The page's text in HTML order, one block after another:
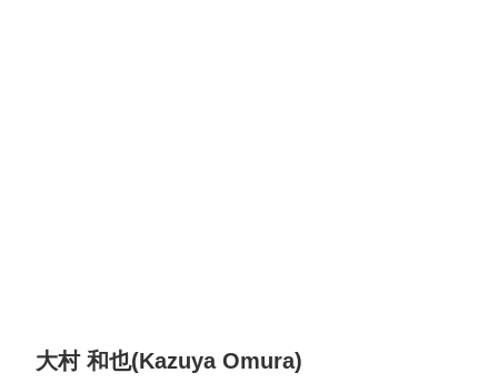
大村 和也(Kazuya Omura)